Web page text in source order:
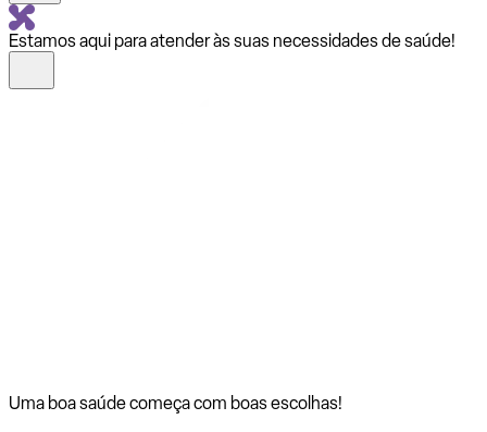
Estamos aqui para atender às suas necessidades de saúde!
Uma boa saúde começa com boas escolhas!